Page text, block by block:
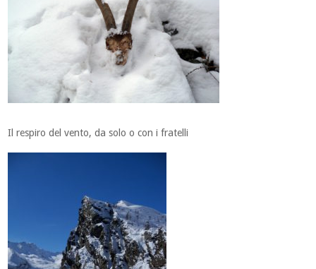
Il respiro del vento, da solo o con i fratelli